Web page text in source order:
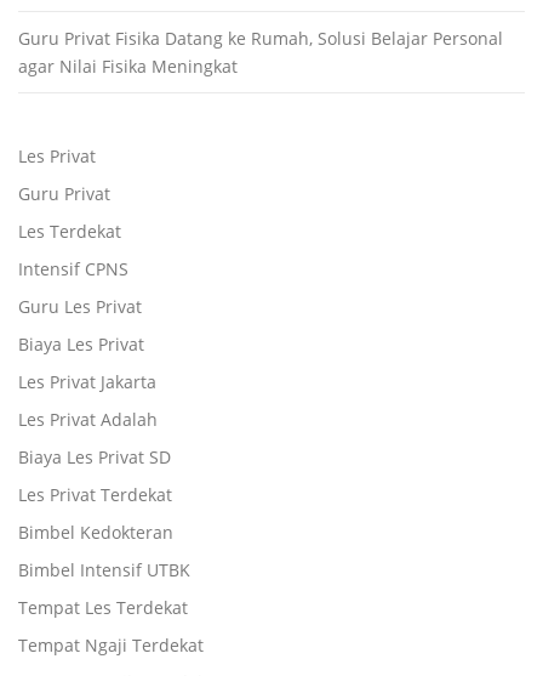
Guru Privat Fisika Datang ke Rumah, Solusi Belajar Personal
agar Nilai Fisika Meningkat
Les Privat
Guru Privat
Les Terdekat
Intensif CPNS
Guru Les Privat
Biaya Les Privat
Les Privat Jakarta
Les Privat Adalah
Biaya Les Privat SD
Les Privat Terdekat
Bimbel Kedokteran
Bimbel Intensif UTBK
Tempat Les Terdekat
Tempat Ngaji Terdekat